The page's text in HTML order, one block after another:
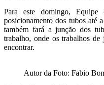
Para este domingo,
posicionamento dos tubos até
também fará a junção dos
trabalho, onde os trabalhos
encontrar.
Autor da Foto: Fabio